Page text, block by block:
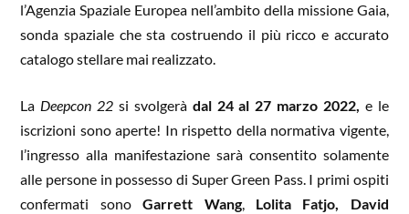
l’Agenzia Spaziale Europea nell’ambito della missione Gaia,
sonda spaziale che sta costruendo il più ricco e accurato
catalogo stellare mai realizzato.
La Deepcon 22 si svolgerà dal 24 al 27 marzo 2022, e le
iscrizioni sono aperte! In rispetto della normativa vigente,
l’ingresso alla manifestazione sarà consentito solamente
alle persone in possesso di Super Green Pass. I primi ospiti
confermati sonoGarrett Wang, Lolita Fatjo, David